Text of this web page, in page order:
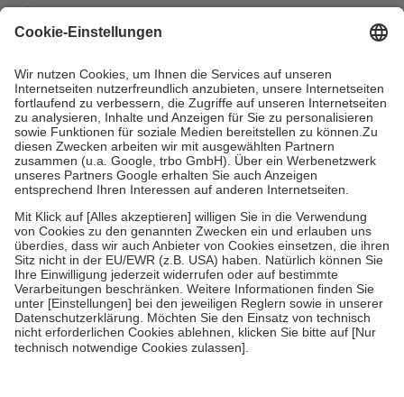
mit.
Grundsätzlich leisten Mitglieder Zuzahlungen in Höhe von zehn
höchstens zehn Euro.
Es sind jedoch nie mehr als die tatsächlichen
Kosten der Leistung zu entrichten.
Diese Regeln gelten grundsätzlich auch für Online-Apotheken.
Bei Heilmitteln und häuslicher Krankenpflege beträgt die
Zuzahlung zehn Prozent der Kosten sowie zehn Euro je
Verordnung.
Um das Engagement der Versicherten für ihre eigene Gesundheit zu
stärken und die besondere Stellung der Familie zu unterstützen,
fallenkeine Zuzahlungenan bei:
• Kindern und Jugendlichen bis zum vollendeten 18. Lebensjahr
mit Ausnahme der Fahrkosten
• Untersuchungen zur Vorsorge und Früherkennung, die von der
GKV getragen werden
• empfohlenen Schutzimpfungen
• Harn- und Blutteststreifen